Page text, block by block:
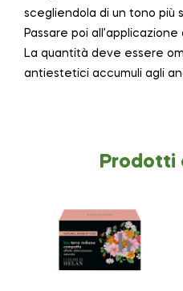
scegliendola di un tono più
Passare poi all’applicazione
La quantità deve essere
antiestetici accumuli agli
Prodotti